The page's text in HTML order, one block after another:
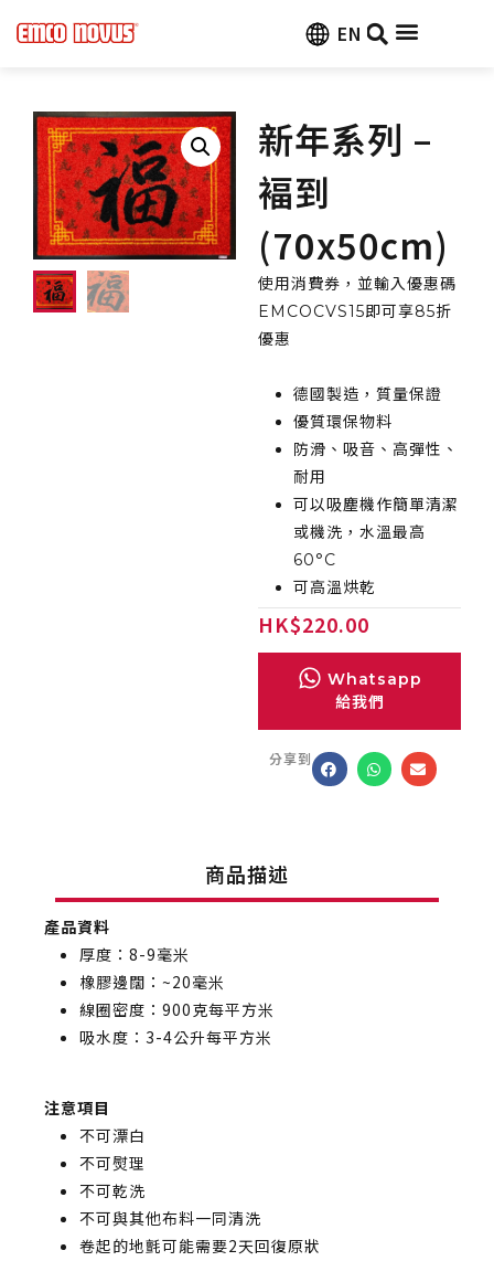
EN
新年系列 –
褔到
(70x50cm)
使用消費券，並輸入優惠碼
EMCOCVS15即可享85折
優惠
德國製造，質量保證
優質環保物料
防滑、吸音、高彈性、
耐用
可以吸塵機作簡單清潔
或機洗，水溫最高
60°C
可高溫烘乾
HK$220.00
Whatsapp
給我們
分享到
商品描述
產品資料
厚度：8-9毫米
橡膠邊闊：~20毫米
線圈密度：900克每平方米
吸水度：3-4公升每平方米
注意項目
不可漂白
不可熨理
不可乾洗
不可與其他布料一同清洗
卷起的地氈可能需要2天回復原狀